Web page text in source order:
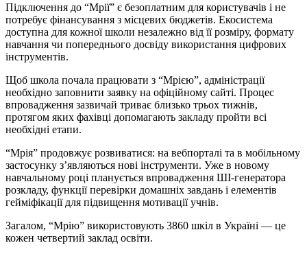
Підключення до “Мрії” є безоплатним для користувачів і не
потребує фінансування з місцевих бюджетів. Екосистема
доступна для кожної школи незалежно від її розміру, формату
навчання чи попереднього досвіду використання цифрових
інструментів.
Щоб школа почала працювати з “Мрією”, адміністрації
необхідно заповнити заявку на офіційному сайті. Процес
впровадження зазвичай триває близько трьох тижнів,
протягом яких фахівці допомагають закладу пройти всі
необхідні етапи.
“Мрія” продовжує розвиватися: на вебпорталі та в мобільному
застосунку з’являються нові інструменти. Уже в новому
навчальному році планується впровадження ШІ-генератора
розкладу, функції перевірки домашніх завдань і елементів
гейміфікації для підвищення мотивації учнів.
Загалом, “Мрію” використовують 3860 шкіл в Україні — це
кожен четвертий заклад освіти.